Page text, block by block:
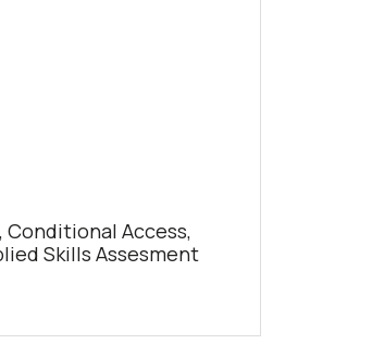
Access,
Skills Assesment